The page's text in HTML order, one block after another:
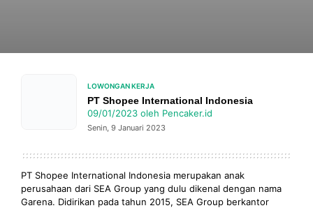
LOWONGAN KERJA
PT Shopee International Indonesia
09/01/2023 oleh Pencaker.id
Senin, 9 Januari 2023
PT Shopee International Indonesia merupakan anak
perusahaan dari SEA Group yang dulu dikenal dengan nama
Garena. Didirikan pada tahun 2015, SEA Group berkantor